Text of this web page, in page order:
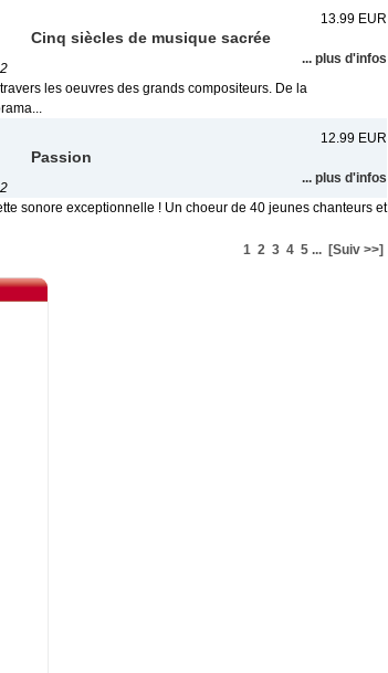
Cinq siècles de musique sacrée
13.99 EUR
... plus d'infos
les oeuvres des grands compositeurs. De la
Passion
12.99 EUR
... plus d'infos
sonore exceptionnelle ! Un choeur de 40 jeunes chanteurs et
1 2 3 4 5 ... [Suiv >>]